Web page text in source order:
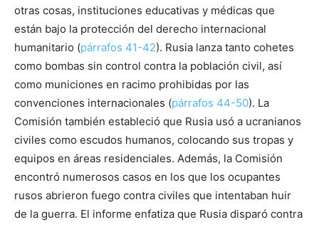
otras cosas, instituciones educativas y médicas que
están bajo la protección del derecho internacional
humanitario (párrafos 41-42). Rusia lanza tanto cohetes
como bombas sin control contra la población civil, así
como municiones en racimo prohibidas por las
convenciones internacionales (párrafos 44-50). La
Comisión también estableció que Rusia usó a ucranianos
civiles como escudos humanos, colocando sus tropas y
equipos en áreas residenciales. Además, la Comisión
encontró numerosos casos en los que los ocupantes
rusos abrieron fuego contra civiles que intentaban huir
de la guerra. El informe enfatiza que Rusia disparó contra